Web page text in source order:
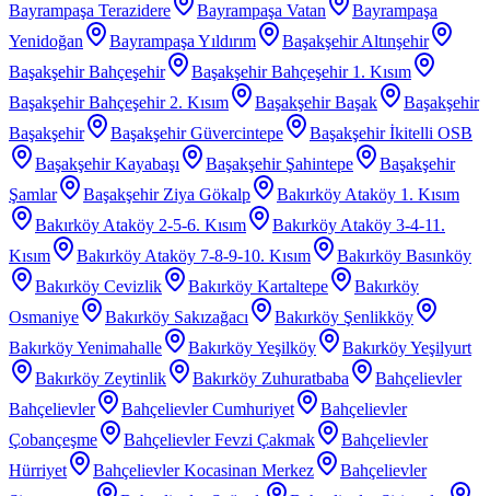
Bayrampaşa Terazidere
Bayrampaşa Vatan
Bayrampaşa
Yenidoğan
Bayrampaşa Yıldırım
Başakşehir Altınşehir
Başakşehir Bahçeşehir
Başakşehir Bahçeşehir 1. Kısım
Başakşehir Bahçeşehir 2. Kısım
Başakşehir Başak
Başakşehir
Başakşehir
Başakşehir Güvercintepe
Başakşehir İkitelli OSB
Başakşehir Kayabaşı
Başakşehir Şahintepe
Başakşehir
Şamlar
Başakşehir Ziya Gökalp
Bakırköy Ataköy 1. Kısım
Bakırköy Ataköy 2-5-6. Kısım
Bakırköy Ataköy 3-4-11.
Kısım
Bakırköy Ataköy 7-8-9-10. Kısım
Bakırköy Basınköy
Bakırköy Cevizlik
Bakırköy Kartaltepe
Bakırköy
Osmaniye
Bakırköy Sakızağacı
Bakırköy Şenlikköy
Bakırköy Yenimahalle
Bakırköy Yeşilköy
Bakırköy Yeşilyurt
Bakırköy Zeytinlik
Bakırköy Zuhuratbaba
Bahçelievler
Bahçelievler
Bahçelievler Cumhuriyet
Bahçelievler
Çobançeşme
Bahçelievler Fevzi Çakmak
Bahçelievler
Hürriyet
Bahçelievler Kocasinan Merkez
Bahçelievler